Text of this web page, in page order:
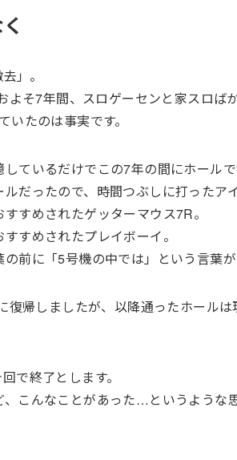
」。
よそ7年間、スロゲーセンと家スロば
いたのは事実です。
しているだけでこの7年の間にホールで
だったので、時間つぶしに打ったア
すめされたゲッターマウス7R。
すめされたプレイボーイ。
の前に「5号機の中では」という言葉
復帰しましたが、以降通ったホール
で終了とします。
こんなことがあった…というような